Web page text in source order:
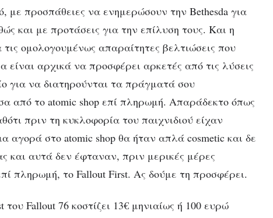
με προσπάθειες να ενημερώσουν την Bethesda για
και με προτάσεις για την επίλυση τους. Και η
τις ομολογουμένως απαραίτητες βελτιώσεις που
είναι αρχικά να προσφέρει αρκετές από τις λύσεις
για να διατηρούνται τα πράγματά σου
από το atomic shop επί πληρωμή. Απαράδεκτο όπως
πριν τη κυκλοφορία του παιχνιδιού είχαν
αγορά στο atomic shop θα ήταν απλά cosmetic και δε
και αυτά δεν έφταναν, πριν μερικές μέρες
πληρωμή, το Fallout First. Ας δούμε τη προσφέρει.
Fallout 76 κοστίζει 13€ μηνιαίως ή 100 ευρώ